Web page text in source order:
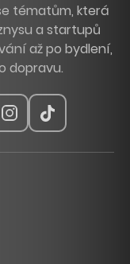
tématům, která
a startupů
až po bydlení,
dopravu.